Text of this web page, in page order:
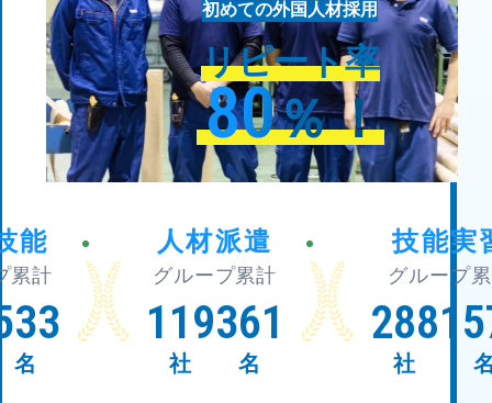
初めての外国人材採用
リピート率
80％！
能
累計
名
人材派遣
グループ累計
119
社
361
名
技能実
グループ
288
社